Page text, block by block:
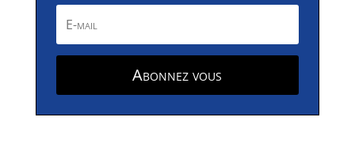
Abonnez vous